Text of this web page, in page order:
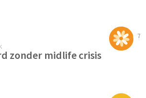
7
zonder midlife crisis